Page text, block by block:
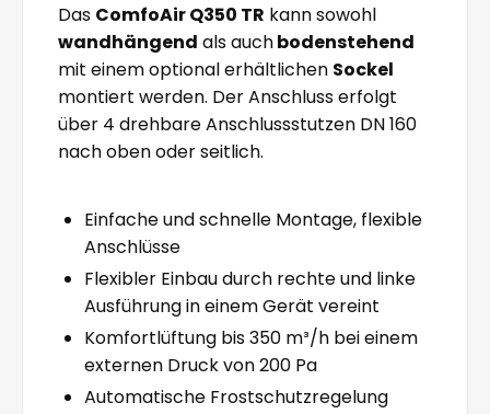
Das ComfoAir Q350 TR kann sowohl
wandhängend als auchbodenstehend
mit einem optional erhältlichen Sockel
montiert werden. Der Anschluss erfolgt
über 4 drehbare Anschlussstutzen DN 160
nach oben oder seitlich.
Einfache und schnelle Montage, flexible
Anschlüsse
Flexibler Einbau durch rechte und linke
Ausführung in einem Gerät vereint
Komfortlüftung bis 350 m³/h bei einem
externen Druck von 200 Pa
Automatische Frostschutzregelung